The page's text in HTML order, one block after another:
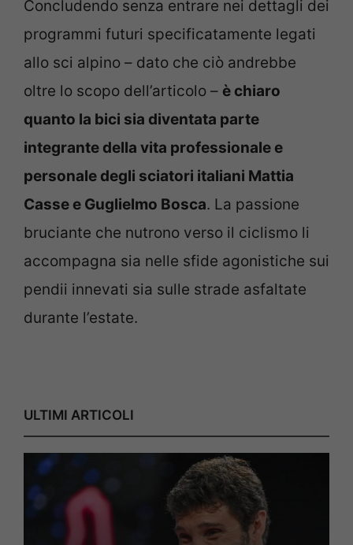
Concludendo senza entrare nei dettagli dei
programmi futuri specificatamente legati
allo sci alpino – dato che ciò andrebbe
oltre lo scopo dell’articolo – è chiaro
quanto la bici sia diventata parte
integrante della vita professionale e
personale degli sciatori italiani Mattia
Casse e Guglielmo Bosca. La passione
bruciante che nutrono verso il ciclismo li
accompagna sia nelle sfide agonistiche sui
pendii innevati sia sulle strade asfaltate
durante l’estate.
ULTIMI ARTICOLI